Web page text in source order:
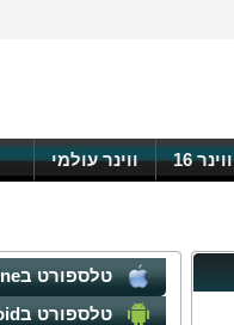
ווינר 16 ווינר עולמי
טלספורט בiPhone
טלספורט בAndroid